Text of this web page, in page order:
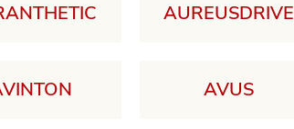
AUREUSDRIVE
AVUS